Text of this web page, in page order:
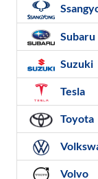
Subaru
Suzuki
Tesla
Toyota
Volvo